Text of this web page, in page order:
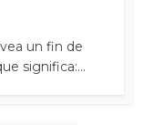
un fin de
significa:...